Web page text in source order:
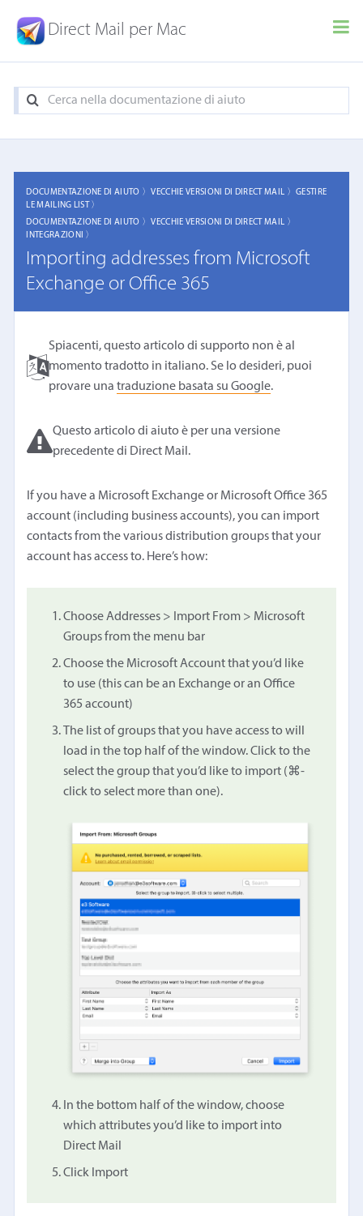
Direct Mail per Mac
DOCUMENTAZIONE DI AIUTO 〉VECCHIE VERSIONI DI DIRECT MAIL 〉 GESTIRE
LE MAILING LIST 〉
DOCUMENTAZIONE DI AIUTO 〉VECCHIE VERSIONI DI DIRECT MAIL 〉
INTEGRAZIONI 〉
Importing addresses from Microsoft
Exchange or Office 365
Spiacenti, questo articolo di supporto non è al
momento tradotto in italiano. Se lo desideri, puoi
provare unatraduzione basata su Google.
Questo articolo di aiuto è per una versione
precedente di Direct Mail.
If you have a Microsoft Exchange or Microsoft Office 365
account (including business accounts), you can import
contacts from the various distribution groups that your
account has access to. Here’s how:
Choose Addresses > Import From > Microsoft
Groups from the menu bar
Choose the Microsoft Account that you’d like
to use (this can be an Exchange or an Office
365 account)
The list of groups that you have access to will
load in the top half of the window. Click to the
select the group that you’d like to import (⌘-
click to select more than one).
In the bottom half of the window, choose
which attributes you’d like to import into
Direct Mail
Click Import